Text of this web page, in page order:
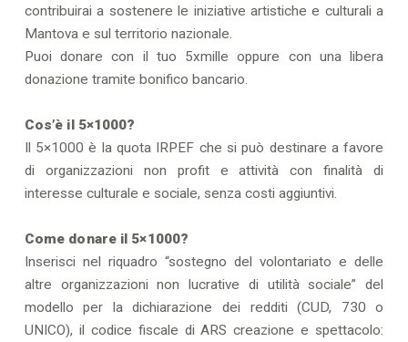
contribuirai a sostenere le iniziative artistiche e culturali a
Mantova e sul territorio nazionale.
Puoi donare con il tuo 5xmille oppure con una libera
donazione tramite bonifico bancario.
Cos’è il 5×1000?
Il 5×1000 è la quota IRPEF che si può destinare a favore
di organizzazioni non profit e attività con finalità di
interesse culturale e sociale, senza costi aggiuntivi.
Come donare il 5×1000?
Inserisci nel riquadro “sostegno del volontariato e delle
altre organizzazioni non lucrative di utilità sociale” del
modello per la dichiarazione dei redditi (CUD, 730 o
UNICO), il codice fiscale di ARS creazione e spettacolo: